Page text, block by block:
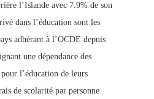
l’Islande avec 7.9% de son
dans l’éducation sont les
adhérant à l’OCDE depuis
une dépendance des
l’éducation de leurs
de scolarité par personne